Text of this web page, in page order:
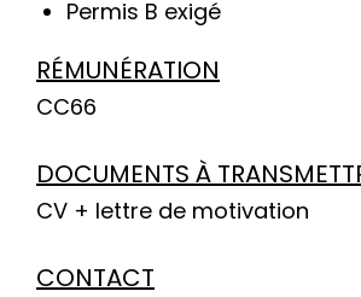
Permis B exigé
RÉMUNÉRATION
CC66
DOCUMENTS À
CV + lettre de motivation
CONTACT